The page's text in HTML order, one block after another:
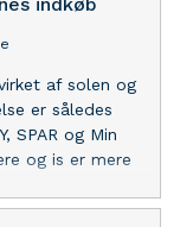
af solen og
er således
SPAR og Min
og is er mere